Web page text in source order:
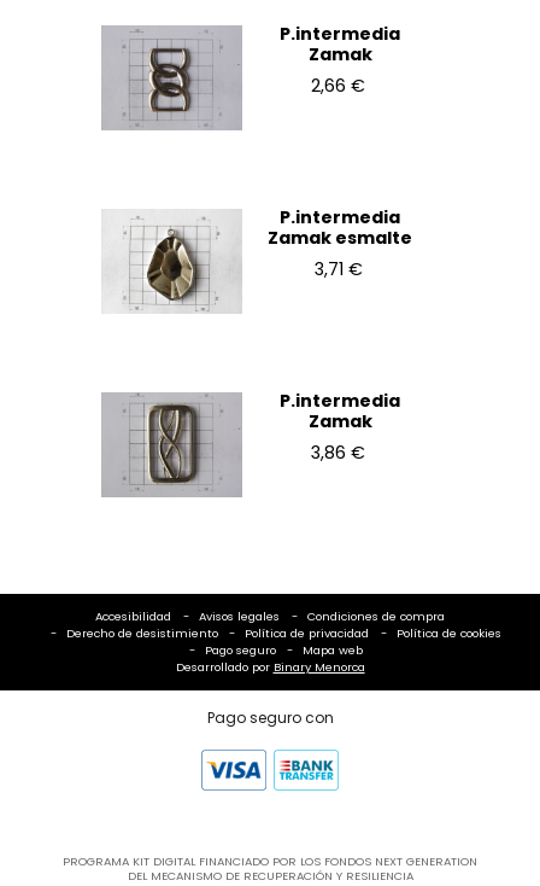
P.intermedia
Zamak
2,66 €
P.intermedia
Zamak esmalte
3,71 €
P.intermedia
Zamak
3,86 €
Accesibilidad Avisos legales
Condiciones de compra
Derecho de desistimiento
Política de privacidad
Política de cookies
Pago seguro
Mapa web
Desarrollado por Binary Menorca
Pago seguro con
PROGRAMA KIT DIGITAL FINANCIADO POR LOS FONDOS NEXT GENERATION
DEL MECANISMO DE RECUPERACIÓN Y RESILIENCIA